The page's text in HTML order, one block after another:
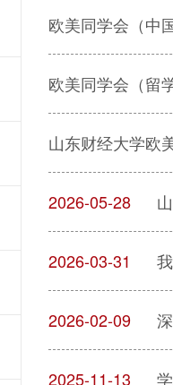
欧美同学会（中
欧美同学会（留
山东财经大学欧
2026-05-28
2026-03-31
2026-02-09
2025-11-13